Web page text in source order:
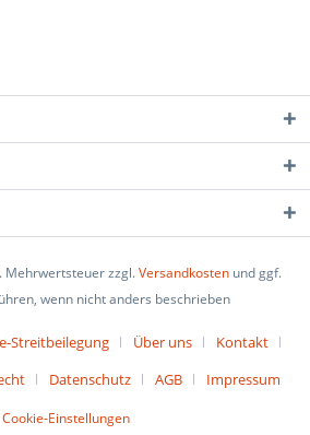
Mehrwertsteuer zzgl.Versandkosten und ggf.
wenn nicht anders beschrieben
Streitbeilegung Über uns
Kontakt
Datenschutz AGB Impressum
Cookie-Einstellungen